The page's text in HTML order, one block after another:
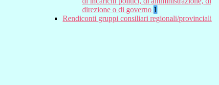
direzione o di governo 1
Rendiconti gruppi consiliari regionali/provinciali